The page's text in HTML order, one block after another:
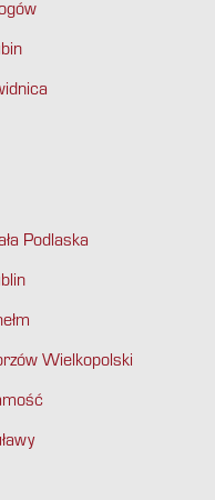
Podlaska
Wielkopolski